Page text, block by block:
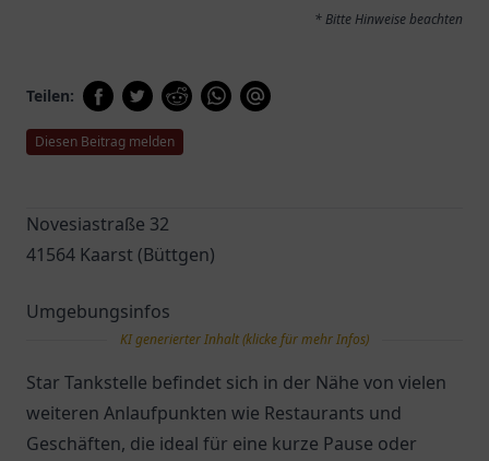
* Bitte Hinweise beachten
Teilen:
Diesen Beitrag melden
Novesiastraße 32
41564 Kaarst (Büttgen)
Umgebungsinfos
KI generierter Inhalt (klicke für mehr Infos)
Star Tankstelle befindet sich in der Nähe von vielen
weiteren Anlaufpunkten wie Restaurants und
Geschäften, die ideal für eine kurze Pause oder